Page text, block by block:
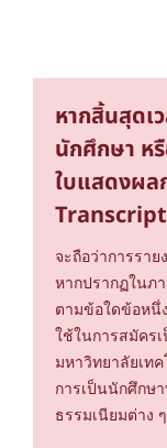
หากสิ้นสุดเ
นักศึกษา ห
ใบแสดงผล
จะถือว่าการรา
หากปรากฏในภ
ตามข้อใดข้อหนึ่
ใช้ในการสมัคร
มหาวิทยาลัยเท
การเป็นนักศึกษ
ธรรมเนียมต่าง